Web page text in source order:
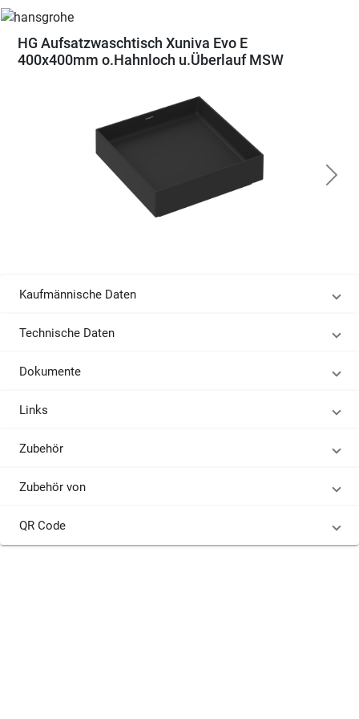
HG Aufsatzwaschtisch Xuniva Evo E
400x400mm o.Hahnloch u.Überlauf MSW
Kaufmännische Daten
Technische Daten
Dokumente
Links
Zubehör
Zubehör von
QR Code